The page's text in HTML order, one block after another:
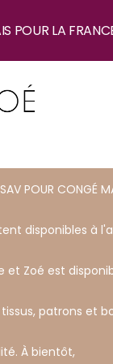
POUR LA
POUR CONGÉ
disponibles à
Zoé est
patrons et
À bientôt,